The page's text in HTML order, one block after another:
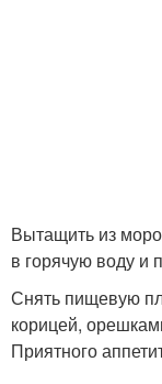
Вытащить из
в горячую воду и
Снять пищевую
корицей,
Приятного